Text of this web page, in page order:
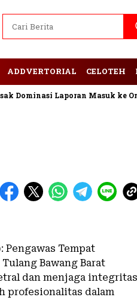
ADDVERTORIAL CELOTEH
Laporan Masuk ke
Pengawas Tempat
Bawang Barat
dan menjaga integritas
profesionalitas dalam